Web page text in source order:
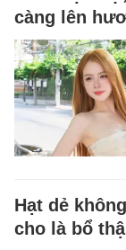
càng lên
Hạt dẻ
cho là bổ